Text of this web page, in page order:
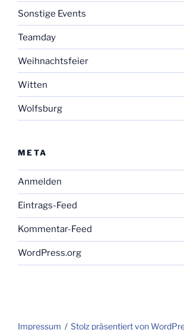
Sonstige Events
Teamday
Weihnachtsfeier
Witten
Wolfsburg
META
Anmelden
Eintrags-Feed
Kommentar-Feed
WordPress.org
Impressum Stolz präsentiert von